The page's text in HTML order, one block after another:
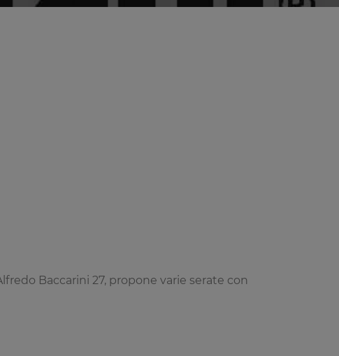
Baccarini 27, propone varie serate con
ristorazione curata, e intrattenimento di
e serate danzanti regolari. La